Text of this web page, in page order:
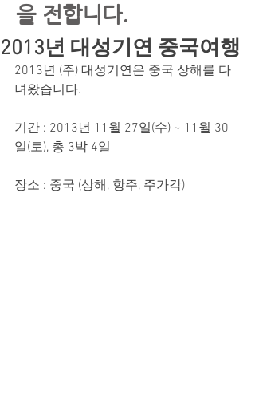
을 전합니다.
2013년 대성기연 중국여행
2013년 (주) 대성기연은 중국 상해를 다
녀왔습니다.
기간 : 2013년 11월 27일(수) ~ 11월 30
일(토), 총 3박 4일
장소 : 중국 (상해, 항주, 주가각)